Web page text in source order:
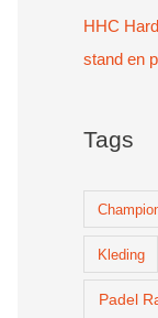
HHC
stand en
Tags
Kleding
Padel